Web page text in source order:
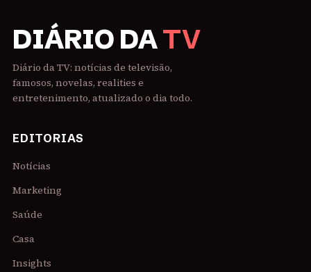
DIÁRIO DATV
Diário da TV: notícias de televisão,
famosos, novelas, realities e
entretenimento, atualizado o dia todo.
EDITORIAS
Notícias
Marketing
Saúde
Casa
Insights